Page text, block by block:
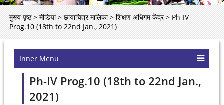
मुख्य पृष्ठ > मीडिया > छायाचित्र मालिका > शिक्षण अधिगम केंद्र > Ph-IV
Prog.10 (18th to 22nd Jan., 2021)
Inner Menu
Ph-IV Prog.10 (18th to 22nd Jan.,
2021)